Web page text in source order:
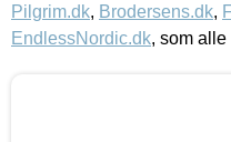
Pilgrim.dk, Brodersens.dk,
EndlessNordic.dk, som